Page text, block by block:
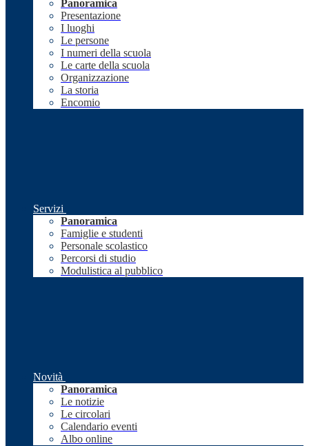
Panoramica
Presentazione
I luoghi
Le persone
I numeri della scuola
Le carte della scuola
Organizzazione
La storia
Encomio
Servizi
Panoramica
Famiglie e studenti
Personale scolastico
Percorsi di studio
Modulistica al pubblico
Novità
Panoramica
Le notizie
Le circolari
Calendario eventi
Albo online